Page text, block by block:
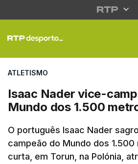
Isaac Nader
ATLETISMO
Isaac Nader vice-
Mundo dos 1.500
O português Isaac Nader
campeão do Mundo dos
curta, em Torun, na Polónia,